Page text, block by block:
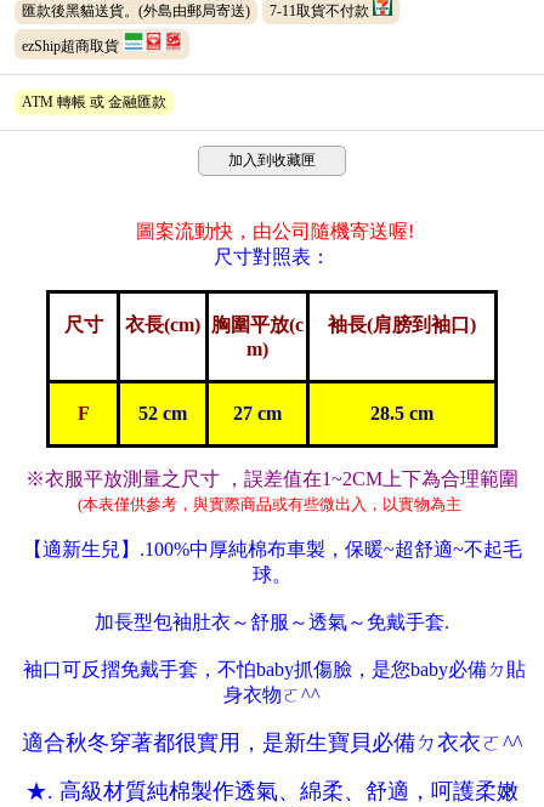
匯款後黑貓送貨。(外島由郵局寄送) 7-11取貨不付款
ezShip超商取貨
ATM 轉帳 或 金融匯款
加入到收藏匣
圖案流動快，由公司隨機寄送喔!
尺寸對照表：
尺寸 衣長(cm) 胸圍平放(c
m)
袖長(肩膀到袖口)
F 52 cm 27 cm 28.5 cm
※衣服平放測量之尺寸 ，誤差值在1~2CM上下為合理範圍
(本表僅供參考，與實際商品或有些微出入，以實物為主
【適新生兒】.100%中厚純棉布車製，保暖~超舒適~不起毛
球。
加長型包袖肚衣～舒服～透氣～免戴手套.
袖口可反摺免戴手套，不怕baby抓傷臉，是您baby必備ㄉ貼
身衣物ㄛ^^
適合秋冬穿著都很實用，是新生寶貝必備ㄉ衣衣ㄛ^^
★. 高級材質純棉製作透氣、綿柔、舒適，呵護柔嫩